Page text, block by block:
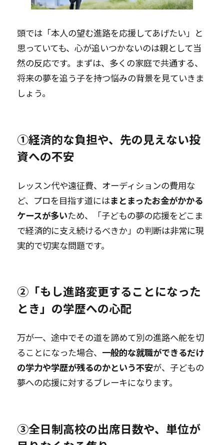
頭では「本人の望む進路を応援してあげたい」と
思っていても、心が追いつかないのは親として当
然の反応です。まずは、多くの家庭で共通する、
将来の夢を追う子を持つ悩みの背景を見ていきま
しょう。
①経済的な負担や、先の見えない投
資への不安
レッスン代や遠征費、オーディションの費用な
ど、プロを目指す道にはまとまったお金がかかる
ケースが多いため、「子どもの夢の応援をどこま
で経済的に支え続けるべきか」の判断は非常に現
実的で切実な問題です。
②「もし進路変更することになった
とき」の学歴への心配
万が一、途中でその道を諦めて別の進路へ舵を切
ることになった場合、 一般的な就職ができるだけ
の学力や学歴が残るのかという不安が、子どもの
夢への応援に対するブレーキになります。
③全日制高校の出席日数や、単位が